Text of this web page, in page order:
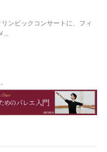
ンピックコンサートに、フィ
...